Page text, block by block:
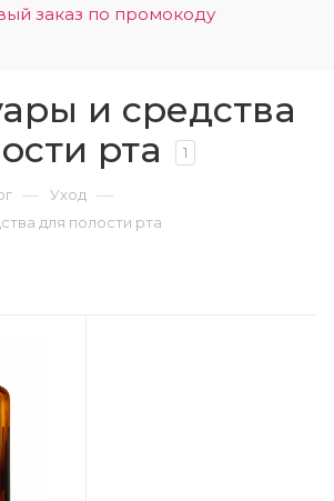
заказ по промокоду
и средства
рта
1
— Уход —
для полости рта